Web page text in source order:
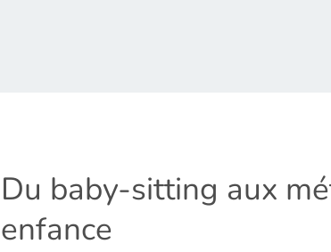
Du baby-sitting aux
enfance